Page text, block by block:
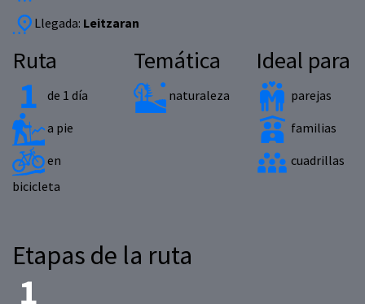
Llegada: Leitzaran
Ruta
de 1 día
a pie
en
bicicleta
Temática
naturaleza
Ideal para
parejas
familias
cuadrillas
Etapas de la ruta